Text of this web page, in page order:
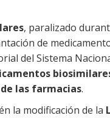
, paralizado
de
del Sistema
las farmacias.
la modificación de la